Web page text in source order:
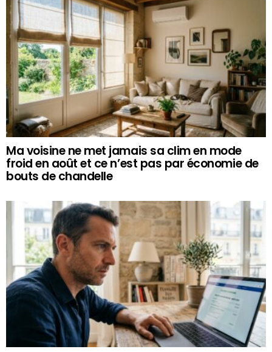
Ma voisine ne met jamais sa clim en mode
froid en août et ce n’est pas par économie de
bouts de chandelle